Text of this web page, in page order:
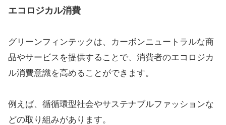
エコロジカル消費
グリーンフィンテックは、カーボンニュートラルな商
品やサービスを提供することで、消費者のエコロジカ
ル消費意識を高めることができます。
例えば、循循環型社会やサステナブルファッションな
どの取り組みがあります。